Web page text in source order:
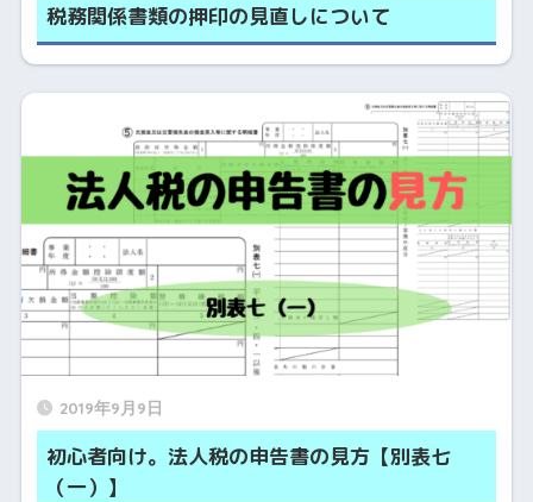
税務関係書類の押印の見直しについて
2019年9月9日
初心者向け。法人税の申告書の見方【別表七
（一）】